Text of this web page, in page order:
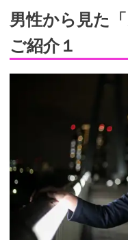
男性から見た
ご紹介１